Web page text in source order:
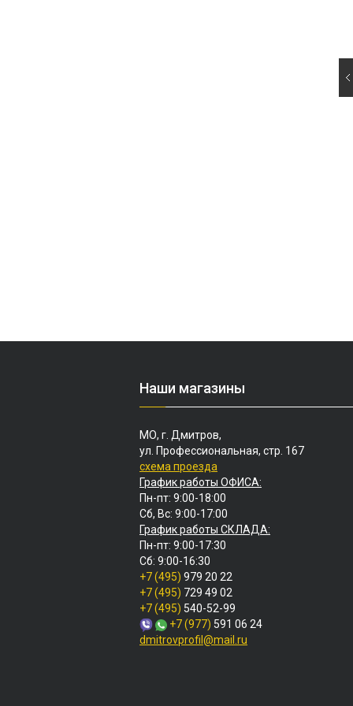
Наши магазины
МО, г. Дмитров,
ул. Профессиональная, стр. 167
схема проезда
График работы ОФИСА:
Пн-пт: 9:00-18:00
Сб, Вс: 9:00-17:00
График работы СКЛАДА:
Пн-пт: 9:00-17:30
Сб: 9:00-16:30
+7 (495) 979 20 22
+7 (495) 729 49 02
+7 (495) 540-52-99
+7 (977) 591 06 24
dmitrovprofil@mail.ru